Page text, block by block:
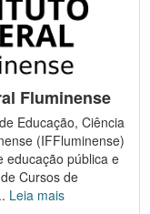
Fluminense
Educação, Ciência
(IFFluminense)
educação pública e
Cursos de
Leia mais